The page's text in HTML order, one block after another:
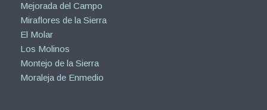
Mejorada del Campo
Miraflores de la Sierra
El Molar
Los Molinos
Montejo de la Sierra
Moraleja de Enmedio